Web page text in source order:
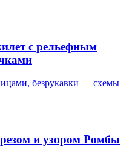
с рельефным
безрукавки — схемы
и узором Ромбы